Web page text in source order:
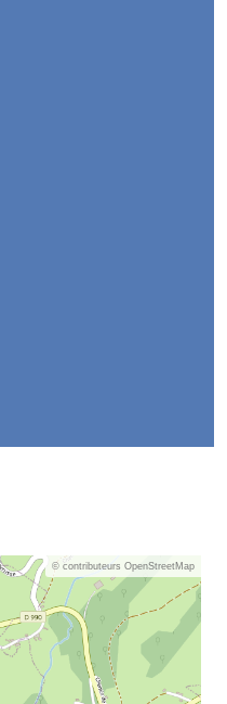
© contributeurs OpenStreetMap